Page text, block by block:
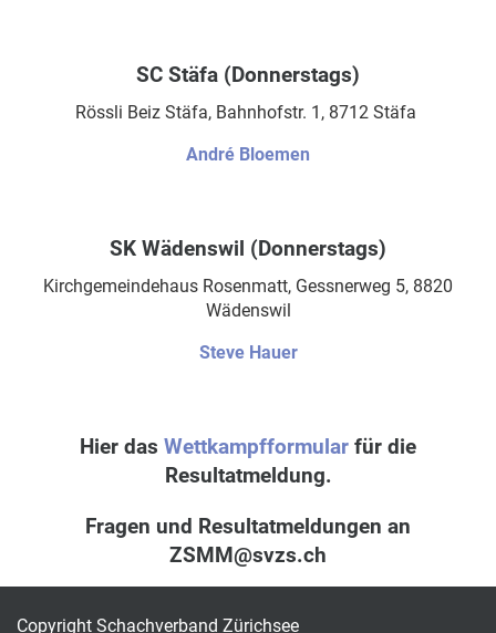
SC Stäfa (Donnerstags)
Rössli Beiz Stäfa, Bahnhofstr. 1, 8712 Stäfa
André Bloemen
SK Wädenswil (Donnerstags)
Kirchgemeindehaus Rosenmatt, Gessnerweg 5, 8820
Wädenswil
Steve Hauer
Hier das Wettkampfformular für die
Resultatmeldung.
Fragen und Resultatmeldungen an
ZSMM@svzs.ch
Copyright Schachverband Zürichsee